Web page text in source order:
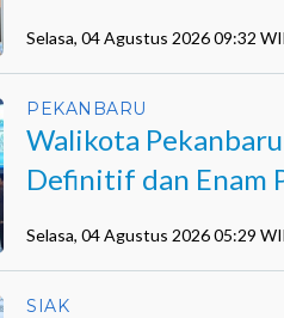
Selasa, 04 Agustus 2026 09:32
PEKANBARU
Walikota
Definitif dan Enam
Selasa, 04 Agustus 2026 05:29
SIAK